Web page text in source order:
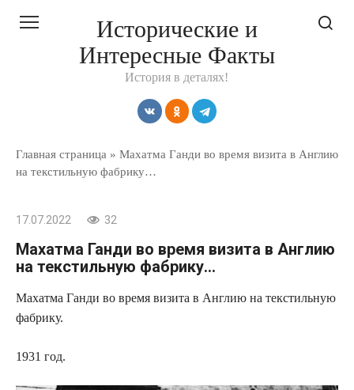
Исторические и
Интересные Факты
История в деталях!
Главная страница » Махатма Ганди во время визита в Англию
на текстильную фабрику…
17.07.2022 32
Махатма Ганди во время визита в Англию
на текстильную фабрику…
Махатма Ганди во время визита в Англию на текстильную
фабрику.
1931 год.